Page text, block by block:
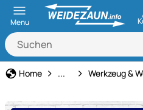
Menu
Home Haus und Hof
... Werkzeug &